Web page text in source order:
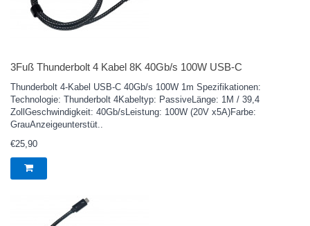
3Fuß Thunderbolt 4 Kabel 8K 40Gb/s 100W USB-C
Thunderbolt 4-Kabel USB-C 40Gb/s 100W 1m Spezifikationen:
Technologie: Thunderbolt 4Kabeltyp: PassiveLänge: 1M / 39,4
ZollGeschwindigkeit: 40Gb/sLeistung: 100W (20V x5A)Farbe:
GrauAnzeigeunterstüt..
€25,90